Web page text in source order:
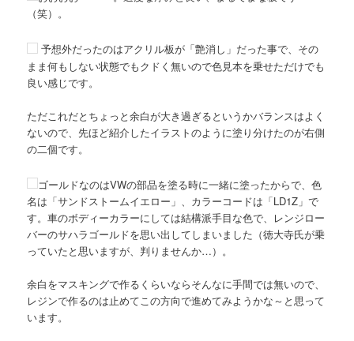
（笑）。
予想外だったのはアクリル板が「艶消し」だった事で、その
まま何もしない状態でもクドく無いので色見本を乗せただけでも
良い感じです。
ただこれだとちょっと余白が大き過ぎるというかバランスはよく
ないので、先ほど紹介したイラストのように塗り分けたのが右側
の二個です。
ゴールドなのはVWの部品を塗る時に一緒に塗ったからで、色
名は「サンドストームイエロー」、カラーコードは「LD1Z」で
す。車のボディーカラーにしては結構派手目な色で、レンジロー
バーのサハラゴールドを思い出してしまいました（徳大寺氏が乗
っていたと思いますが、判りませんか…）。
余白をマスキングで作るくらいならそんなに手間では無いので、
レジンで作るのは止めてこの方向で進めてみようかな～と思って
います。